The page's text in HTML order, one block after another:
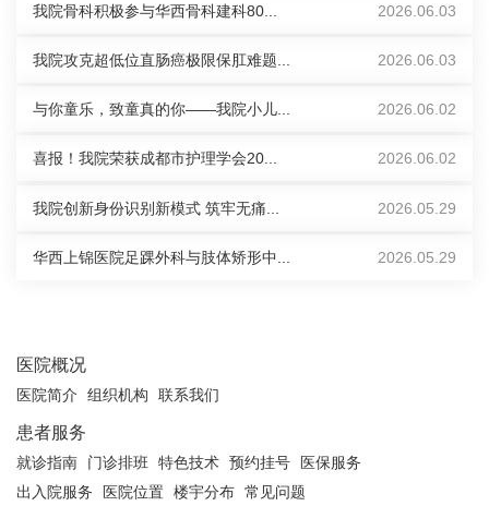
我院骨科积极参与华西骨科建科80... 2026.06.03
我院攻克超低位直肠癌极限保肛难题... 2026.06.03
与你童乐，致童真的你——我院小儿... 2026.06.02
喜报！我院荣获成都市护理学会20... 2026.06.02
我院创新身份识别新模式 筑牢无痛... 2026.05.29
华西上锦医院足踝外科与肢体矫形中... 2026.05.29
医院概况
医院简介 组织机构 联系我们
患者服务
就诊指南 门诊排班 特色技术 预约挂号
医保服务
出入院服务
医院位置 楼宇分布 常见问题